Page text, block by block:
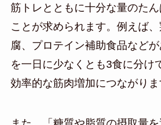
筋トレとともに十分な量のた
ことが求められます。例えば
腐、プロテイン補助食品など
を一日に少なくとも3食に分け
効率的な筋肉増加につながりま